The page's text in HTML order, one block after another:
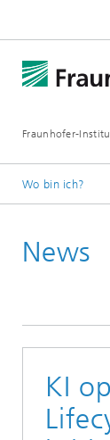
Fraunhofer-
Wo bin ich?
News
KI